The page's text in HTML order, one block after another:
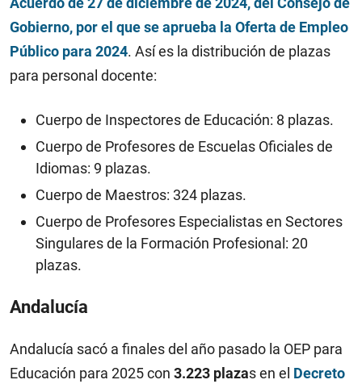
Gobierno, por el que se aprueba la Oferta de Empleo
Público para 2024. Así es la distribución de plazas
para personal docente:
Cuerpo de Inspectores de Educación: 8 plazas.
Cuerpo de Profesores de Escuelas Oficiales de
Idiomas: 9 plazas.
Cuerpo de Maestros: 324 plazas.
Cuerpo de Profesores Especialistas en Sectores
Singulares de la Formación Profesional: 20
plazas.
Andalucía
Andalucía sacó a finales del año pasado la OEP para
Educación para 2025 con 3.223 plazas en el Decreto